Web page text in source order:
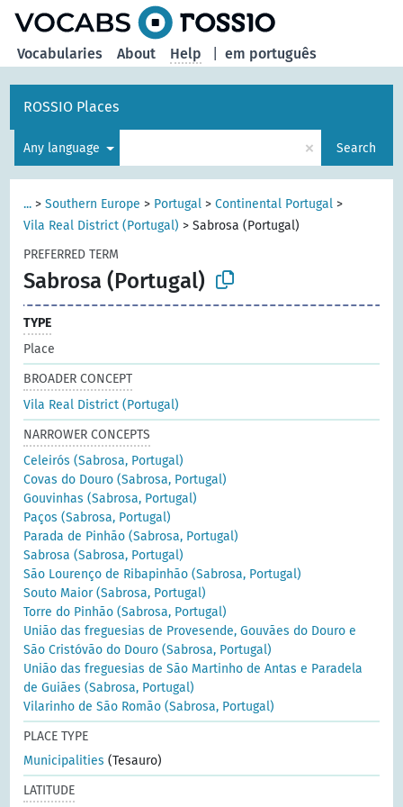
em português
Vocabularies About Help
ROSSIO Places
Any language × Search
... >Southern Europe > Portugal >Continental Portugal >
Vila Real District (Portugal) >Sabrosa (Portugal)
PREFERRED TERM
Sabrosa (Portugal)
TYPE
Place
BROADER CONCEPT
Vila Real District (Portugal)
NARROWER CONCEPTS
Celeirós (Sabrosa, Portugal)
Covas do Douro (Sabrosa, Portugal)
Gouvinhas (Sabrosa, Portugal)
Paços (Sabrosa, Portugal)
Parada de Pinhão (Sabrosa, Portugal)
Sabrosa (Sabrosa, Portugal)
São Lourenço de Ribapinhão (Sabrosa, Portugal)
Souto Maior (Sabrosa, Portugal)
Torre do Pinhão (Sabrosa, Portugal)
União das freguesias de Provesende, Gouvães do Douro e
São Cristóvão do Douro (Sabrosa, Portugal)
União das freguesias de São Martinho de Antas e Paradela
de Guiães (Sabrosa, Portugal)
Vilarinho de São Romão (Sabrosa, Portugal)
PLACE TYPE
Municipalities (Tesauro)
LATITUDE